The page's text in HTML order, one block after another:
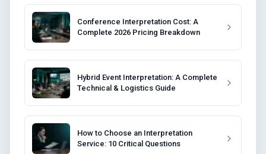
Conference Interpretation Cost: A
Complete 2026 Pricing Breakdown
Hybrid Event Interpretation: A Complete
Technical & Logistics Guide
How to Choose an Interpretation
Service: 10 Critical Questions